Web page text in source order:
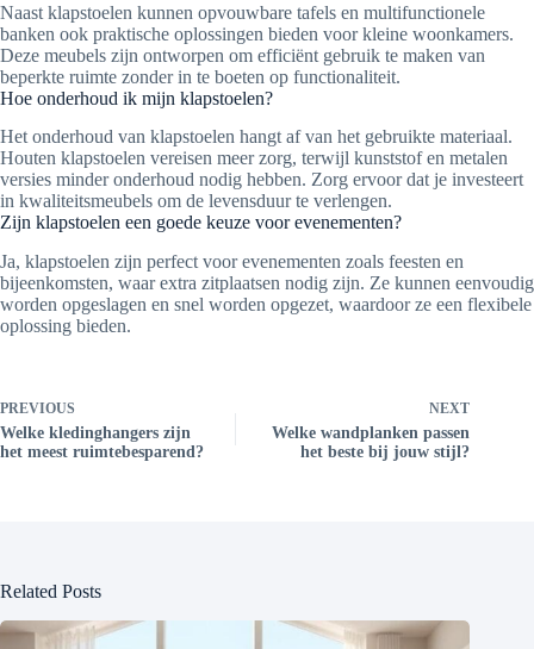
Naast klapstoelen kunnen opvouwbare tafels en multifunctionele
banken ook praktische oplossingen bieden voor kleine woonkamers.
Deze meubels zijn ontworpen om efficiënt gebruik te maken van
beperkte ruimte zonder in te boeten op functionaliteit.
Hoe onderhoud ik mijn klapstoelen?
Het onderhoud van klapstoelen hangt af van het gebruikte materiaal.
Houten klapstoelen vereisen meer zorg, terwijl kunststof en metalen
versies minder onderhoud nodig hebben. Zorg ervoor dat je investeert
in kwaliteitsmeubels om de levensduur te verlengen.
Zijn klapstoelen een goede keuze voor evenementen?
Ja, klapstoelen zijn perfect voor evenementen zoals feesten en
bijeenkomsten, waar extra zitplaatsen nodig zijn. Ze kunnen eenvoudig
worden opgeslagen en snel worden opgezet, waardoor ze een flexibele
oplossing bieden.
PREVIOUS
Welke kledinghangers zijn
het meest ruimtebesparend?
NEXT
Welke wandplanken passen
het beste bij jouw stijl?
Related Posts